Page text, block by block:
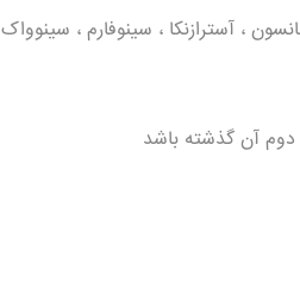
، آسترازنکا ، سینوفارم ، سینوواک